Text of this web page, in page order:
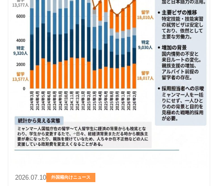
2026.07.10 外国籍向けニュース